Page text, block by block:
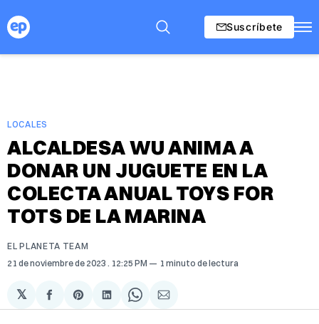
Suscríbete
LOCALES
ALCALDESA WU ANIMA A
DONAR UN JUGUETE EN LA
COLECTA ANUAL TOYS FOR
TOTS DE LA MARINA
EL PLANETA TEAM
21 de noviembre de 2023 . 12:25 PM 1 minuto de lectura
𝕏
Compartir
en
Share
on
Compartir
en
Share
on
Compartir
via